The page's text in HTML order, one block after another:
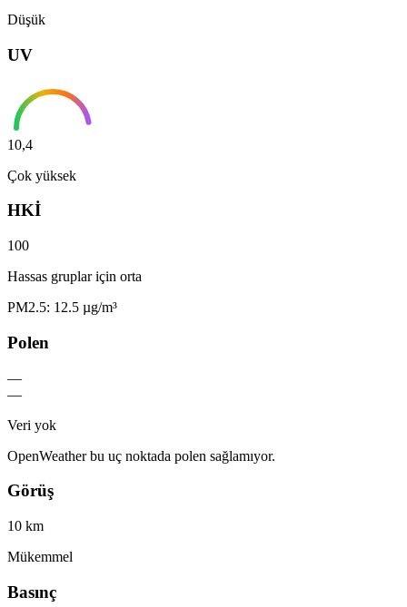
Düşük
UV
10,4
Çok yüksek
HKİ
100
Hassas gruplar için orta
PM2.5: 12.5 µg/m³
Polen
—
—
Veri yok
OpenWeather bu uç noktada polen sağlamıyor.
Görüş
10 km
Mükemmel
Basınç